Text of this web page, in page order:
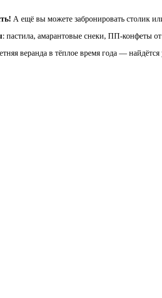
А ещё вы можете забронировать столик
: пастила, амарантовые снеки, ПП-конфеты от
веранда в тёплое время года —